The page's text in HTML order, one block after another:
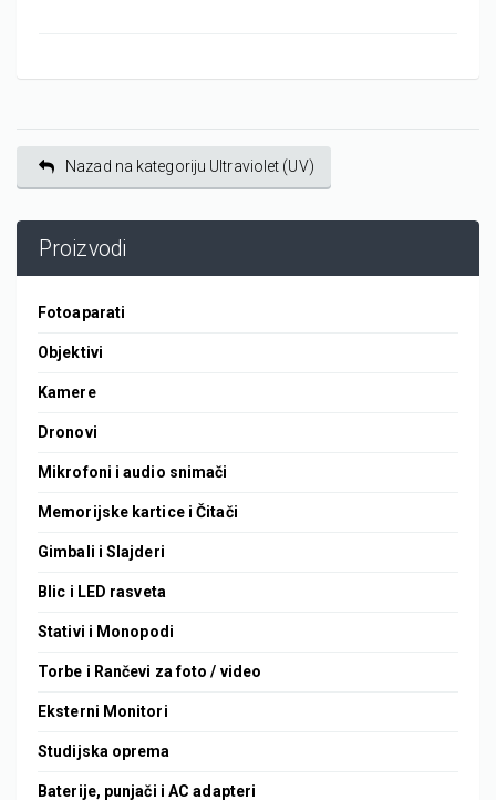
Nazad na kategoriju Ultraviolet (UV)
Proizvodi
Fotoaparati
Objektivi
Kamere
Dronovi
Mikrofoni i audio snimači
Memorijske kartice i Čitači
Gimbali i Slajderi
Blic i LED rasveta
Stativi i Monopodi
Torbe i Rančevi za foto / video
Eksterni Monitori
Studijska oprema
Baterije, punjači i AC adapteri